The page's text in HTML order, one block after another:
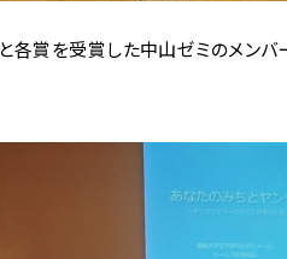
各賞を受賞した中山ゼミのメンバ